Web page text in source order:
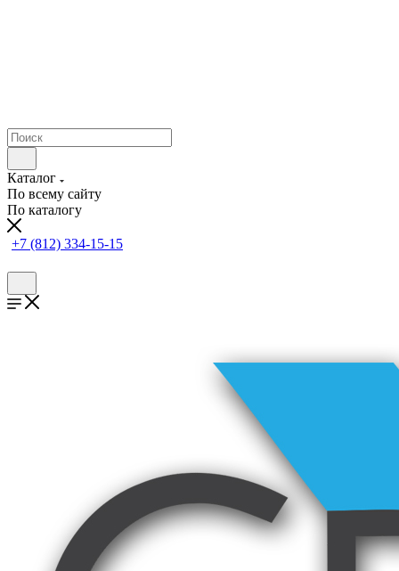
Каталог
По всему сайту
По каталогу
+7 (812) 334-15-15